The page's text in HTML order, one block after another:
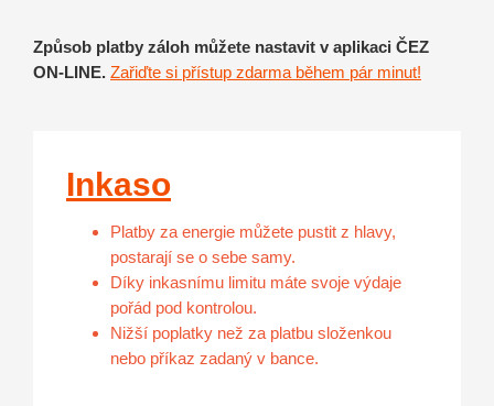
Způsob platby záloh můžete nastavit v aplikaci ČEZ
ON-LINE. Zařiďte si přístup zdarma během pár minut!
Inkaso
Platby za energie můžete pustit z hlavy,
postarají se o sebe samy.
Díky inkasnímu limitu máte svoje výdaje
pořád pod kontrolou.
Nižší poplatky než za platbu složenkou
nebo příkaz zadaný v bance.